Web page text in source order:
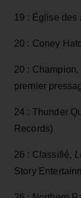
19 : Église des
20 : Coney
20 : Champion,
premier
24 : Thunder
Records)
26 : Classifié,
Story